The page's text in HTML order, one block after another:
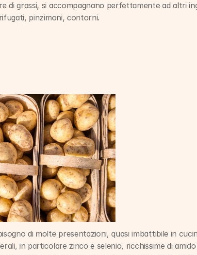
di grassi, si accompagnano perfettamente ad altri
pinzimoni, contorni.
di molte presentazioni, quasi imbattibile in
in particolare zinco e selenio, ricchissime di